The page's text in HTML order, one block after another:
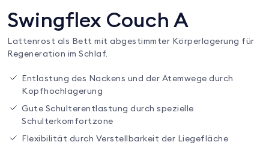
Swingflex Couch A
Lattenrost als Bett mit abgestimmter Körperlagerung für
Regeneration im Schlaf.
Entlastung des Nackens und der Atemwege durch
Kopfhochlagerung
Gute Schulterentlastung durch spezielle
Schulterkomfortzone
Flexibilität durch Verstellbarkeit der Liegefläche